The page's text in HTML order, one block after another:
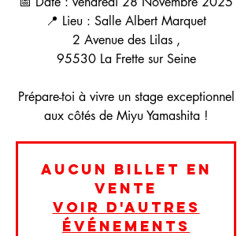
📍 Lieu : Salle Albert Marquet
2 Avenue des Lilas ,
95530 La Frette sur Seine
Prépare-toi à vivre un stage exceptionnel
aux côtés de Miyu Yamashita !
Aucun billet en
vente
Voir d'autres
événements